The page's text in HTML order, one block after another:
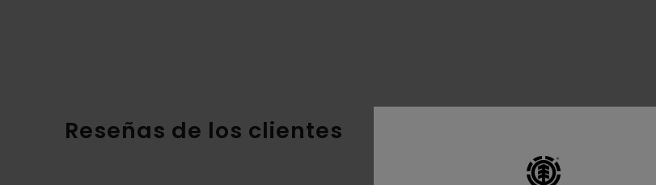
Reseñas de los clientes